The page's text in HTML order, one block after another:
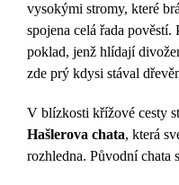
vysokými stromy, které
spojena celá řada
poklad, jenž hlídají
zde prý kdysi stával
V blízkosti křížové cesty
Hašlerova chata, která
rozhledna. Původní chata